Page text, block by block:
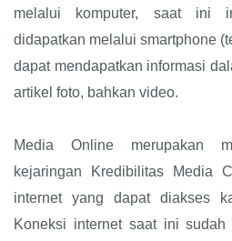
melalui komputer, saat ini
didapatkan melalui smartphone
dapat mendapatkan informasi
artikel foto, bahkan video.
Media Online merupakan
kejaringan Kredibilitas Media
internet yang dapat diakses
Koneksi internet saat ini